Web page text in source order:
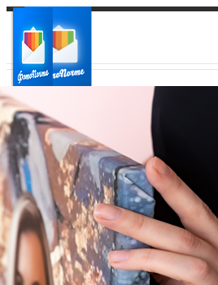
Ваш город:
Ваш регион доставки
Выберите из списка: